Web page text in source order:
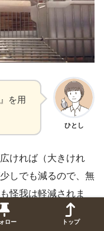
ひとし
を用
ければ（大きけれ
しでも減るので、無
怪我は軽減されま
ロー トップ